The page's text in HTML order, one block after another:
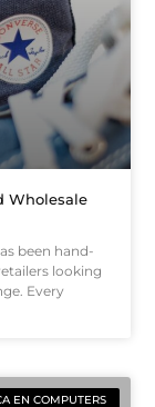
Wholesale
been hand-
looking
Every
EN COMPUTERS